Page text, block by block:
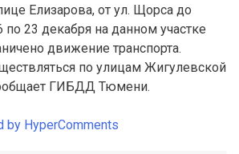
Елизарова, от ул. Щорса до
23 декабря на данном участке
движение транспорта.
по улицам Жигулевской
ГИБДД Тюмени.
by HyperComments